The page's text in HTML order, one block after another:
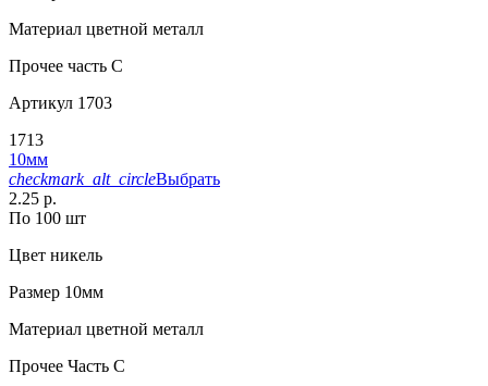
Материал цветной металл
Прочее часть С
Артикул 1703
1713
10мм
checkmark_alt_circleВыбрать
2.25 р.
По 100 шт
Цвет никель
Размер 10мм
Материал цветной металл
Прочее Часть С